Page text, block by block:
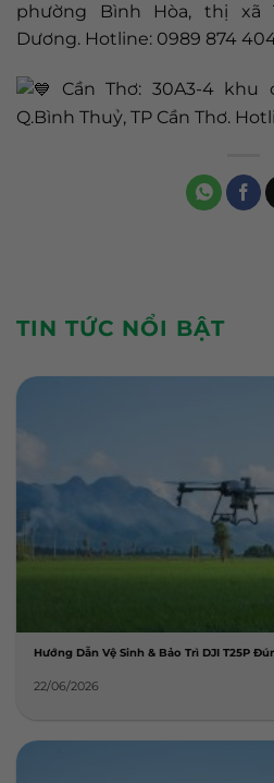
phường Bình Hòa, thị xã
Dương. Hotline: 0989 874
Cần Thơ: 30A3-4 khu
Q.Bình Thuỷ, TP Cần Thơ.
TIN TỨC NỔI BẬT
Hướng Dẫn Vệ Sinh & Bảo Trì DJI T25P
22/06/2026